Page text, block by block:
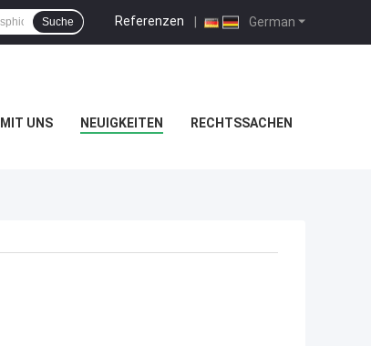
German
Referenzen |
Suche
UNS NEUIGKEITEN RECHTSSACHEN